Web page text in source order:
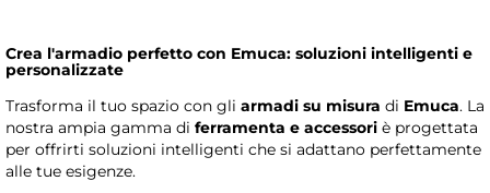
Crea l'armadio perfetto con Emuca: soluzioni intelligenti e
personalizzate
Trasforma il tuo spazio con gli armadi su misura di Emuca. La
nostra ampia gamma di ferramenta e accessori è progettata
per offrirti soluzioni intelligenti che si adattano perfettamente
alle tue esigenze.